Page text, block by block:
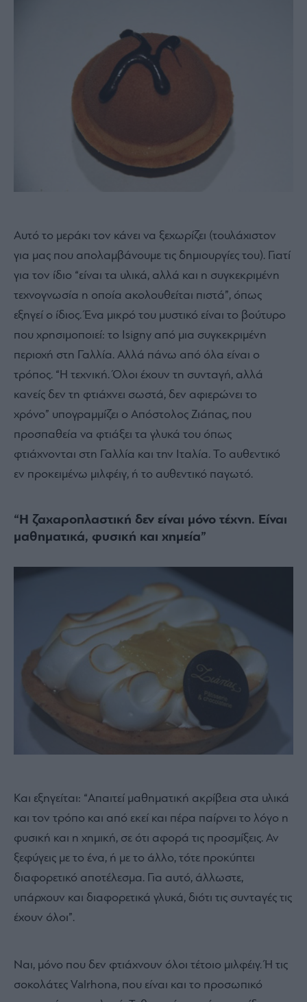
Αυτό το μεράκι τον κάνει να ξεχωρίζει (τουλάχιστον
για μας που απολαμβάνουμε τις δημιουργίες του). Γιατί
για τον ίδιο “είναι τα υλικά, αλλά και η συγκεκριμένη
τεχνογνωσία η οποία ακολουθείται πιστά”, όπως
εξηγεί ο ίδιος. Ένα μικρό του μυστικό είναι το βούτυρο
που χρησιμοποιεί: το Isigny από μια συγκεκριμένη
περιοχή στη Γαλλία. Αλλά πάνω από όλα είναι ο
τρόπος. “Η τεχνική. Όλοι έχουν τη συνταγή, αλλά
κανείς δεν τη φτιάχνει σωστά, δεν αφιερώνει το
χρόνο” υπογραμμίζει ο Απόστολος Ζιάπας, που
προσπαθεία να φτιάξει τα γλυκά του όπως
φτιάχνονται στη Γαλλία και την Ιταλία. Το αυθεντικό
εν προκειμένω μιλφέιγ, ή το αυθεντικό παγωτό.
“Η ζαχαροπλαστική δεν είναι μόνο τέχνη. Είναι
μαθηματικά, φυσική και χημεία”
Και εξηγείται: “Απαιτεί μαθηματική ακρίβεια στα υλικά
και τον τρόπο και από εκεί και πέρα παίρνει το λόγο η
φυσική και η χημική, σε ότι αφορά τις προσμίξεις. Αν
ξεφύγεις με το ένα, ή με το άλλο, τότε προκύπτει
διαφορετικό αποτέλεσμα. Για αυτό, άλλωστε,
υπάρχουν και διαφορετικά γλυκά, διότι τις συνταγές τις
έχουν όλοι”.
Ναι, μόνο που δεν φτιάχνουν όλοι τέτοιο μιλφέιγ. Ή τις
σοκολάτες Valrhona, που είναι και το προσωπικό